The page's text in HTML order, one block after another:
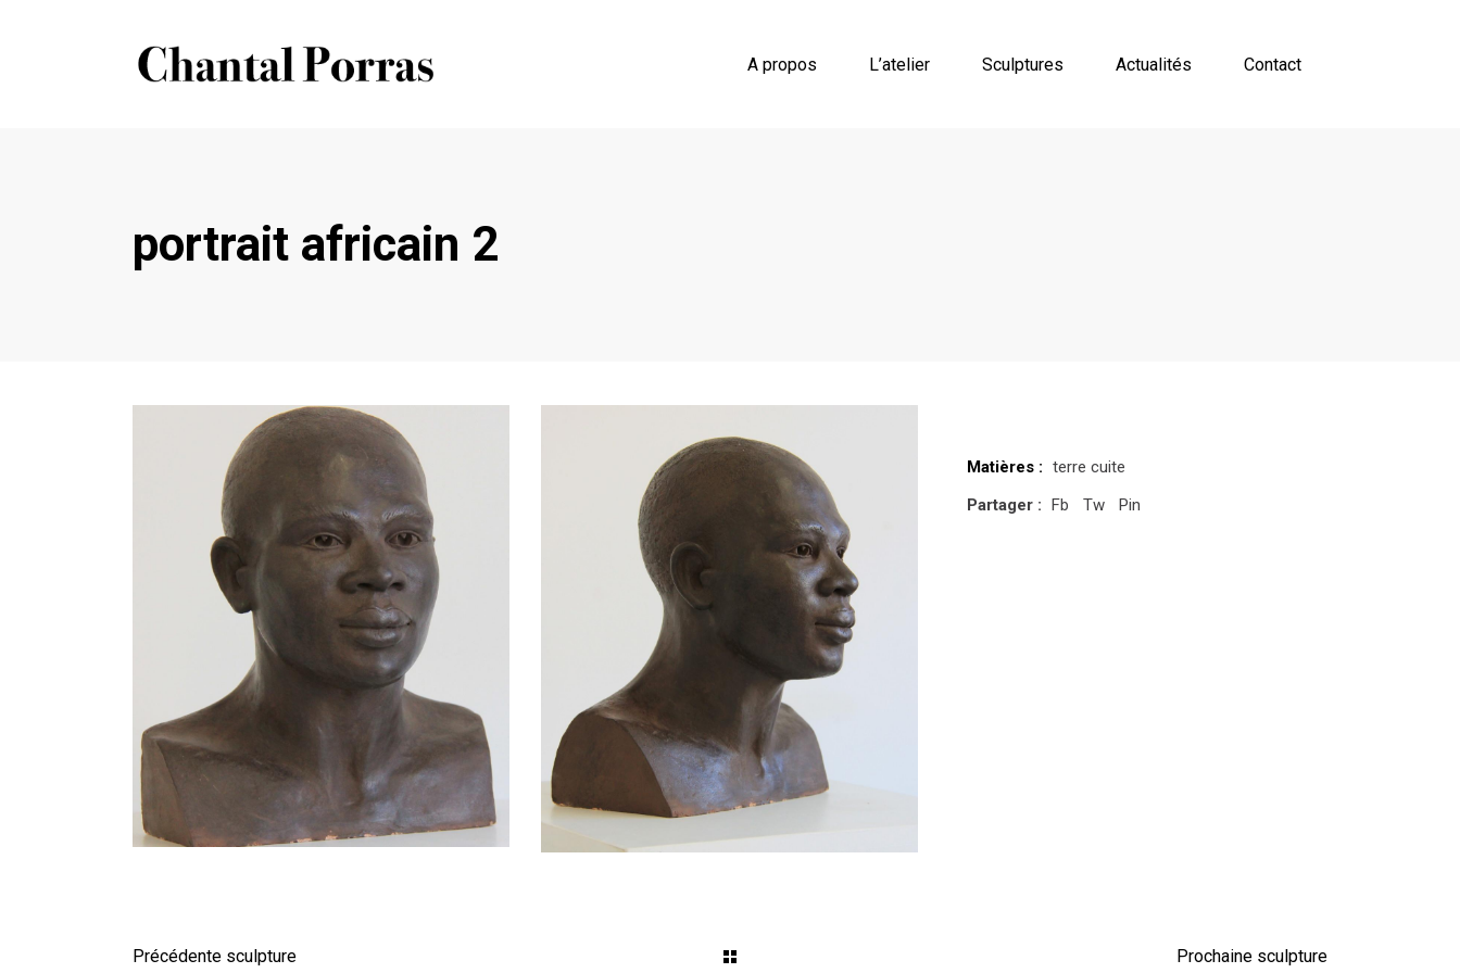
A propos L’atelier Sculptures Actualités Contact
portrait africain 2
Matières : terre cuite
Partager : Fb Tw Pin
Précédente sculpture Prochaine sculpture